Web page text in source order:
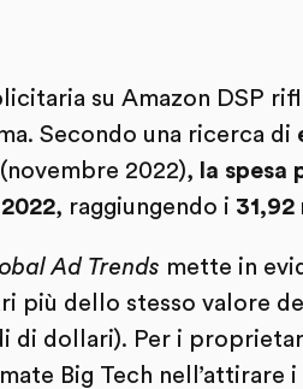
su Amazon DSP
Secondo una ricerca di
(novembre 2022), la spesa
2022, raggiungendo i
Ad Trends mette in
più dello stesso valore
di dollari). Per i
Big Tech nell’attirare